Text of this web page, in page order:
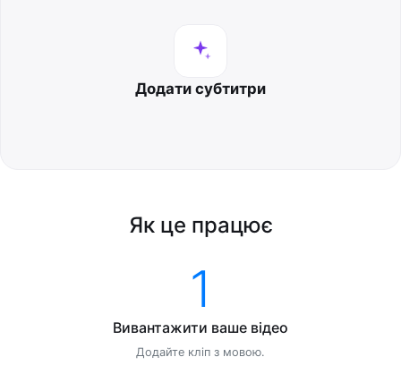
Додати субтитри
Як це працює
1
Вивантажити ваше відео
Додайте кліп з мовою.